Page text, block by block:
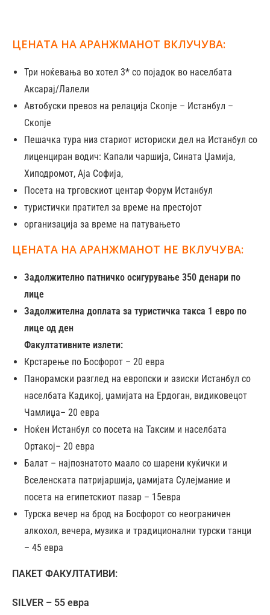
ЦЕНАТА НА АРАНЖМАНОТ ВКЛУЧУВА:
Три ноќевања во хотел 3* со појадок во населбата
Аксарај/Лалели
Автобуски превоз на релација Скопје – Истанбул –
Скопје
Пешачка тура низ стариот историски дел на Истанбул со
лиценциран водич: Капали чаршија, Сината Џамија,
Хиподромот, Аја Софија,
Посета на трговскиот центар Форум Истанбул
туристички пратител за време на престојот
организација за време на патувањето
ЦЕНАТА НА АРАНЖМАНОТ НЕ ВКЛУЧУВА:
Задолжително патничко осигурување 350 денари по
лице
Задолжителна доплата за туристичка такса 1 евро по
лице од ден
Факултативните излети:
Крстарење по Босфорот – 20 евра
Панорамски разглед на европски и азиски Истанбул со
населбата Кадикој, џамијата на Ердоган, видиковецот
Чамлиџа– 20 евра
Ноќен Истанбул со посета на Таксим и населбата
Ортакој– 20 евра
Балат – најпознатото маало со шарени куќички и
Вселенската патријаршија, џамијата Сулејмание и
посета на египетскиот пазар – 15евра
Турска вечер на брод на Босфорот со неограничен
алкохол, вечера, музика и традиционални турски танци
– 45 евра
ПАКЕТ ФАКУЛТАТИВИ:
SILVER – 55 евра